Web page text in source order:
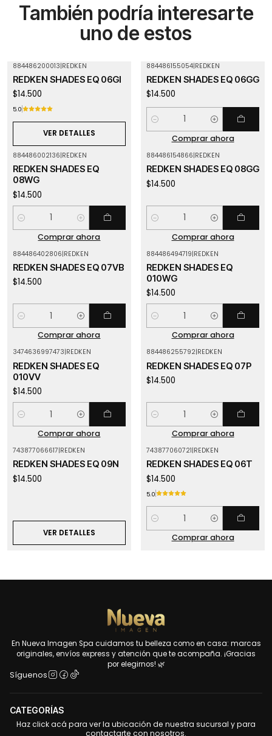
También podría interesarte
uno de estos
884486200013|REDKEN
REDKEN SHADES EQ 06GI
$14.500
5.0
VER DETALLES
884486155054|REDKEN
REDKEN SHADES EQ 06GG
$14.500
Cantidad
Comprar ahora
884486002136|REDKEN
REDKEN SHADES EQ
08WG
$14.500
Cantidad
Comprar ahora
884486154866|REDKEN
REDKEN SHADES EQ 08GG
$14.500
Cantidad
Comprar ahora
884486402806|REDKEN
REDKEN SHADES EQ 07VB
$14.500
Cantidad
Comprar ahora
884486494719|REDKEN
REDKEN SHADES EQ
010WG
$14.500
Cantidad
Comprar ahora
3474636997473|REDKEN
REDKEN SHADES EQ
010VV
$14.500
Cantidad
Comprar ahora
884486255792|REDKEN
REDKEN SHADES EQ 07P
$14.500
Cantidad
Comprar ahora
743877066617|REDKEN
REDKEN SHADES EQ 09N
$14.500
VER DETALLES
743877060721|REDKEN
REDKEN SHADES EQ 06T
$14.500
5.0
Cantidad
Comprar ahora
En Nueva Imagen Spa cuidamos tu belleza como en casa: marcas
originales, envíos express y atención que te acompaña. ¡Gracias
por elegirnos! 🌿
Síguenos
CATEGORÍAS
Haz click acá para ver la ubicación de nuestra sucursal y para
contactarte con nosotros.